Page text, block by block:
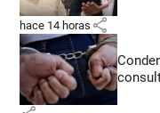
hace 14 horas share